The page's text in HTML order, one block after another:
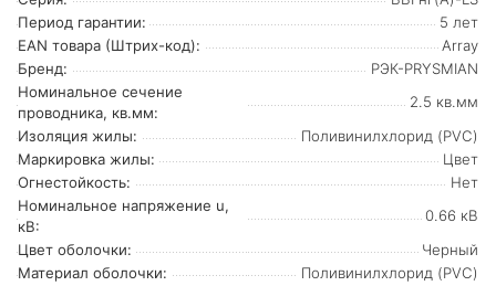
Период гарантии:
5 лет
EAN товара (Штрих-код):
Array
Бренд:
РЭК-PRYSMIAN
Номинальное сечение
проводника, кв.мм:
2.5 кв.мм
Изоляция жилы:
Поливинилхлорид (PVC)
Маркировка жилы:
Цвет
Огнестойкость:
Нет
Номинальное напряжение u,
кВ:
0.66 кВ
Цвет оболочки:
Черный
Материал оболочки:
Поливинилхлорид (PVC)